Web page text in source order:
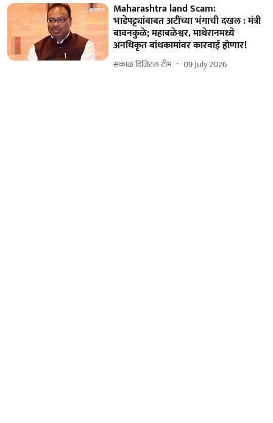
Maharashtra land Scam:
भाडेपट्ट्यांबाबत अटींच्या भंगाची दखल : मंत्री
बावनकुळे; महाबळेश्वर, माथेरानमध्ये
अनधिकृत बांधकामांवर कारवाई हाेणार!
सकाळ डिजिटल टीम 09 July 2026